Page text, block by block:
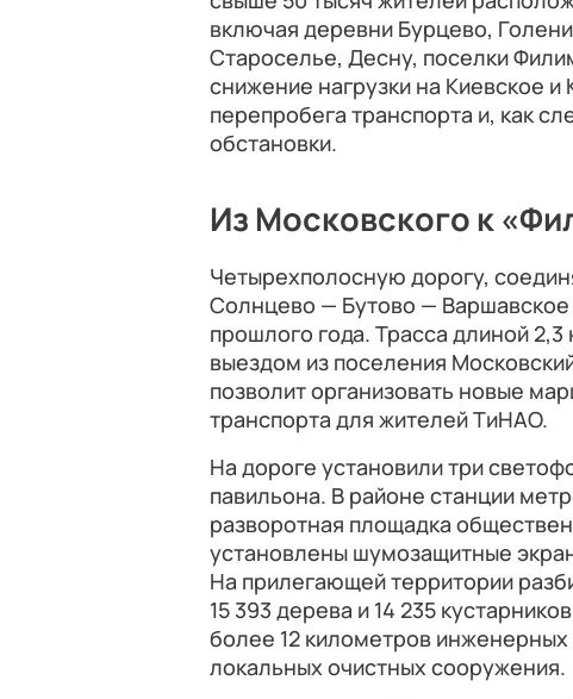
включая деревни Бурцево,
Староселье, Десну, поселки
снижение нагрузки на Киевское
перепробега транспорта и, как
обстановки.
Из Московского к
Четырехполосную дорогу,
Солнцево — Бутово —
прошлого года. Трасса длиной
выездом из поселения
позволит организовать новые
транспорта для жителей ТиНАО.
На дороге установили три
павильона. В районе станции
разворотная площадка
установлены шумозащитные
На прилегающей территории
15 393 дерева и 14 235
более 12 километров
локальных очистных сооружения.